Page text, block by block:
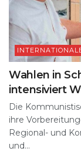
Wahlen in
intensiviert
Die
ihre
Regional- und
und...